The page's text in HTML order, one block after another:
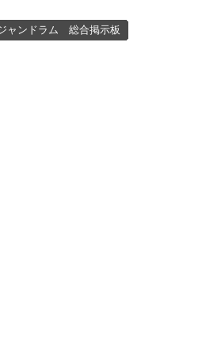
ャンドラム 総合掲示板